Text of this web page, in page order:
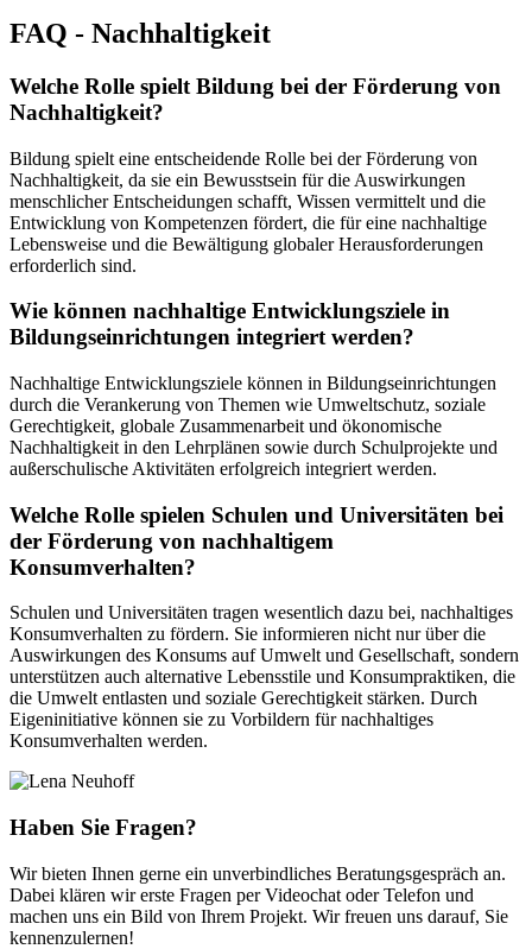
FAQ - Nachhaltigkeit
Welche Rolle spielt Bildung bei der Förderung von
Nachhaltigkeit?
Bildung spielt eine entscheidende Rolle bei der Förderung von
Nachhaltigkeit, da sie ein Bewusstsein für die Auswirkungen
menschlicher Entscheidungen schafft, Wissen vermittelt und die
Entwicklung von Kompetenzen fördert, die für eine nachhaltige
Lebensweise und die Bewältigung globaler Herausforderungen
erforderlich sind.
Wie können nachhaltige Entwicklungsziele in
Bildungseinrichtungen integriert werden?
Nachhaltige Entwicklungsziele können in Bildungseinrichtungen
durch die Verankerung von Themen wie Umweltschutz, soziale
Gerechtigkeit, globale Zusammenarbeit und ökonomische
Nachhaltigkeit in den Lehrplänen sowie durch Schulprojekte und
außerschulische Aktivitäten erfolgreich integriert werden.
Welche Rolle spielen Schulen und Universitäten bei
der Förderung von nachhaltigem
Konsumverhalten?
Schulen und Universitäten tragen wesentlich dazu bei, nachhaltiges
Konsumverhalten zu fördern. Sie informieren nicht nur über die
Auswirkungen des Konsums auf Umwelt und Gesellschaft, sondern
unterstützen auch alternative Lebensstile und Konsumpraktiken, die
die Umwelt entlasten und soziale Gerechtigkeit stärken. Durch
Eigeninitiative können sie zu Vorbildern für nachhaltiges
Konsumverhalten werden.
Haben Sie Fragen?
Wir bieten Ihnen gerne ein unverbindliches Beratungsgespräch an.
Dabei klären wir erste Fragen per Videochat oder Telefon und
machen uns ein Bild von Ihrem Projekt. Wir freuen uns darauf, Sie
kennenzulernen!